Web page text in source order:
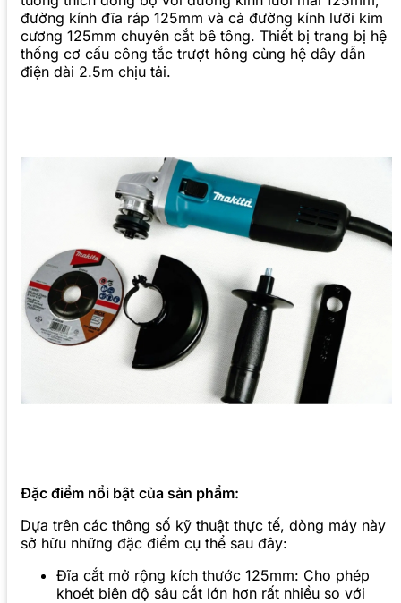
đường kính đĩa ráp 125mm và cả đường kính lưỡi kim
cương 125mm chuyên cắt bê tông. Thiết bị trang bị hệ
thống cơ cấu công tắc trượt hông cùng hệ dây dẫn
điện dài 2.5m chịu tải.
Đặc điểm nổi bật của sản phẩm:
Dựa trên các thông số kỹ thuật thực tế, dòng máy này
sở hữu những đặc điểm cụ thể sau đây:
Đĩa cắt mở rộng kích thước 125mm: Cho phép
khoét biên độ sâu cắt lớn hơn rất nhiều so với